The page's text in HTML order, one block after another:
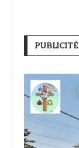
PUBLICITÉ